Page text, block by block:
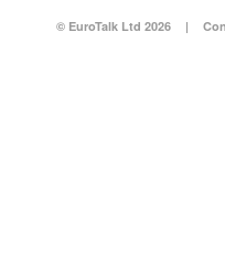
© EuroTalk Ltd 2026 |